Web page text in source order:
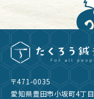
〒471-0035
愛知県豊田市小坂町4丁